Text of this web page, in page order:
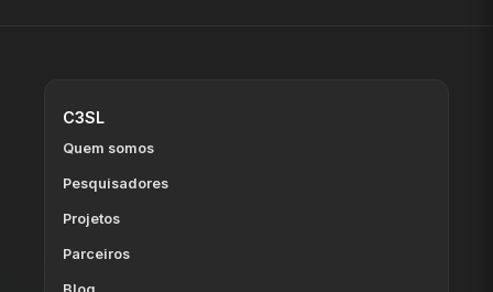
C3SL
Quem somos
Pesquisadores
Projetos
Parceiros